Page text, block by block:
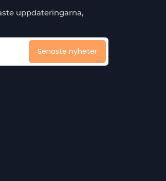
uppdateringarna,
Senaste nyheter